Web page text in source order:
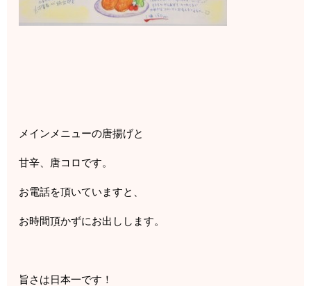
メインメニューの唐揚げと
甘辛、唐コロです。
お電話を頂いていますと、
お時間頂かずにお出しします。
旨さは日本一です！